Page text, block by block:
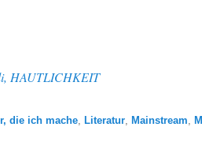
HAUTLICHKEIT
die ich mache, Literatur, Mainstream,